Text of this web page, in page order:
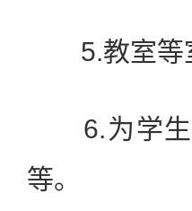
5.教室等室
6.为学生
等。